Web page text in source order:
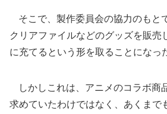
そこで、製作委員会の協力のもと
クリアファイルなどのグッズを販売
に充てるという形を取ることになっ
しかしこれは、アニメのコラボ商
求めていたわけではなく、あくまで